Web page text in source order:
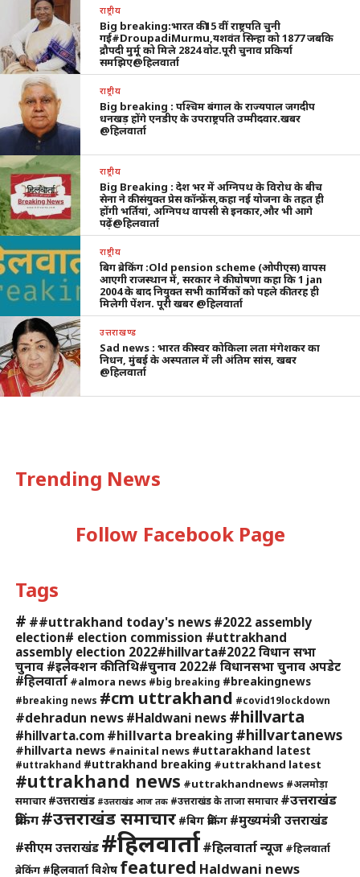
राष्ट्रीय
Big breaking:भारत की15 वीं राष्ट्रपति चुनी
गई#DroupadiMurmu,यशवंत सिन्हा को 1877 जबकि
द्रौपदी मुर्मू को मिले 2824 वोट.पूरी चुनाव प्रकिर्या
समझिए@हिलवार्ता
राष्ट्रीय
Big breaking : पश्चिम बंगाल के राज्यपाल जगदीप
धनखड़ होंगे एनडीए के उपराष्ट्रपति उम्मीदवार.खबर
@हिलवार्ता
राष्ट्रीय
Big Breaking : देश भर में अग्निपथ के विरोध के बीच
सेना ने की संयुक्त प्रेस कॉन्फ्रेंस,कहा नई योजना के तहत ही
होंगी भर्तियां, अग्निपथ वापसी से इनकार,और भी आगे
पढ़ें@हिलवार्ता
राष्ट्रीय
बिग ब्रेकिंग :Old pension scheme (ओपीएस) वापस
आएगी राजस्थान में, सरकार ने की घोषणा कहा कि 1 jan
2004 के बाद नियुक्त सभी कार्मिकों को पहले की तरह ही
मिलेगी पेंशन. पूरी खबर @हिलवार्ता
उत्तराखण्ड
Sad news : भारत की स्वर कोकिला लता मंगेशकर का
निधन, मुंबई के अस्पताल में ली अंतिम सांस, खबर
@हिलवार्ता
Trending News
Follow Facebook Page
Tags
# ##uttrakhand today's news #2022 assembly
election# election commission #uttrakhand
assembly election 2022#hillvarta#2022 विधान सभा
चुनाव #इलेक्शन की तिथि#चुनाव 2022# विधानसभा चुनाव अपडेट
#हिलवार्ता #almora news #big breaking #breakingnews
#breaking news #cm uttrakhand #covid19lockdown
#dehradun news #Haldwani news #hillvarta
#hillvarta.com #hillvarta breaking #hillvartanews
#hillvarta news #nainital news #uttarakhand latest
#uttrakhand #uttrakhand breaking #uttrakhand latest
#uttrakhand news #uttrakhandnews #अलमोड़ा
समाचार #उत्तराखंड #उत्तराखंड आज तक #उत्तराखंड के ताजा समाचार #उत्तराखंड
ब्रेकिंग#उत्तराखंड समाचार #बिग ब्रेकिंग #मुख्यमंत्री उत्तराखंड
#सीएम उत्तराखंड #हिलवार्ता#हिलवार्ता न्यूज #हिलवार्ता
ब्रेकिंग #हिलवार्ता विशेष featured Haldwani news